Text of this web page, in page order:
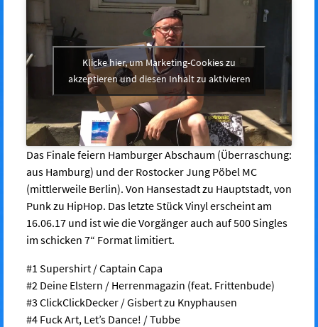
Klicke hier, um Marketing-Cookies zu
akzeptieren und diesen Inhalt zu aktivieren
Das Finale feiern Hamburger Abschaum (Überraschung:
aus Hamburg) und der Rostocker Jung Pöbel MC
(mittlerweile Berlin). Von Hansestadt zu Hauptstadt, von
Punk zu HipHop. Das letzte Stück Vinyl erscheint am
16.06.17 und ist wie die Vorgänger auch auf 500 Singles
im schicken 7“ Format limitiert.
#1 Supershirt / Captain Capa
#2 Deine Elstern / Herrenmagazin (feat. Frittenbude)
#3 ClickClickDecker / Gisbert zu Knyphausen
#4 Fuck Art, Let’s Dance! / Tubbe